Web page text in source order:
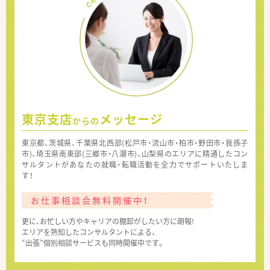
東京支店からの メッセージ
東京都、茨城県、千葉県北西部(松戸市・流山市・柏市・野田市・我孫子
市)、埼玉県南東部(三郷市・八潮市)、山梨県のエリアに精通したコン
サルタントがあなたの就職・転職活動を全力でサポートいたしま
す！
お仕事相談会無料開催中！
更に、お忙しい方やキャリアの棚卸がしたい方に朗報!
エリアを熟知したコンサルタントによる、
“出張”個別相談サービスも同時開催中です。